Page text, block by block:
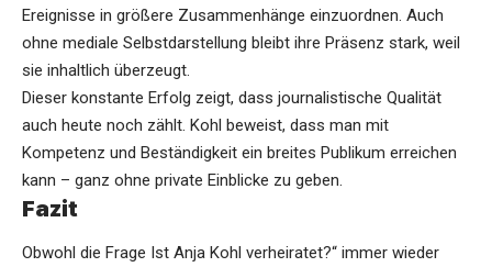
Ereignisse in größere Zusammenhänge einzuordnen. Auch
ohne mediale Selbstdarstellung bleibt ihre Präsenz stark, weil
sie inhaltlich überzeugt.
Dieser konstante Erfolg zeigt, dass journalistische Qualität
auch heute noch zählt. Kohl beweist, dass man mit
Kompetenz und Beständigkeit ein breites Publikum erreichen
kann – ganz ohne private Einblicke zu geben.
Fazit
Obwohl die Frage Ist Anja Kohl verheiratet?“ immer wieder